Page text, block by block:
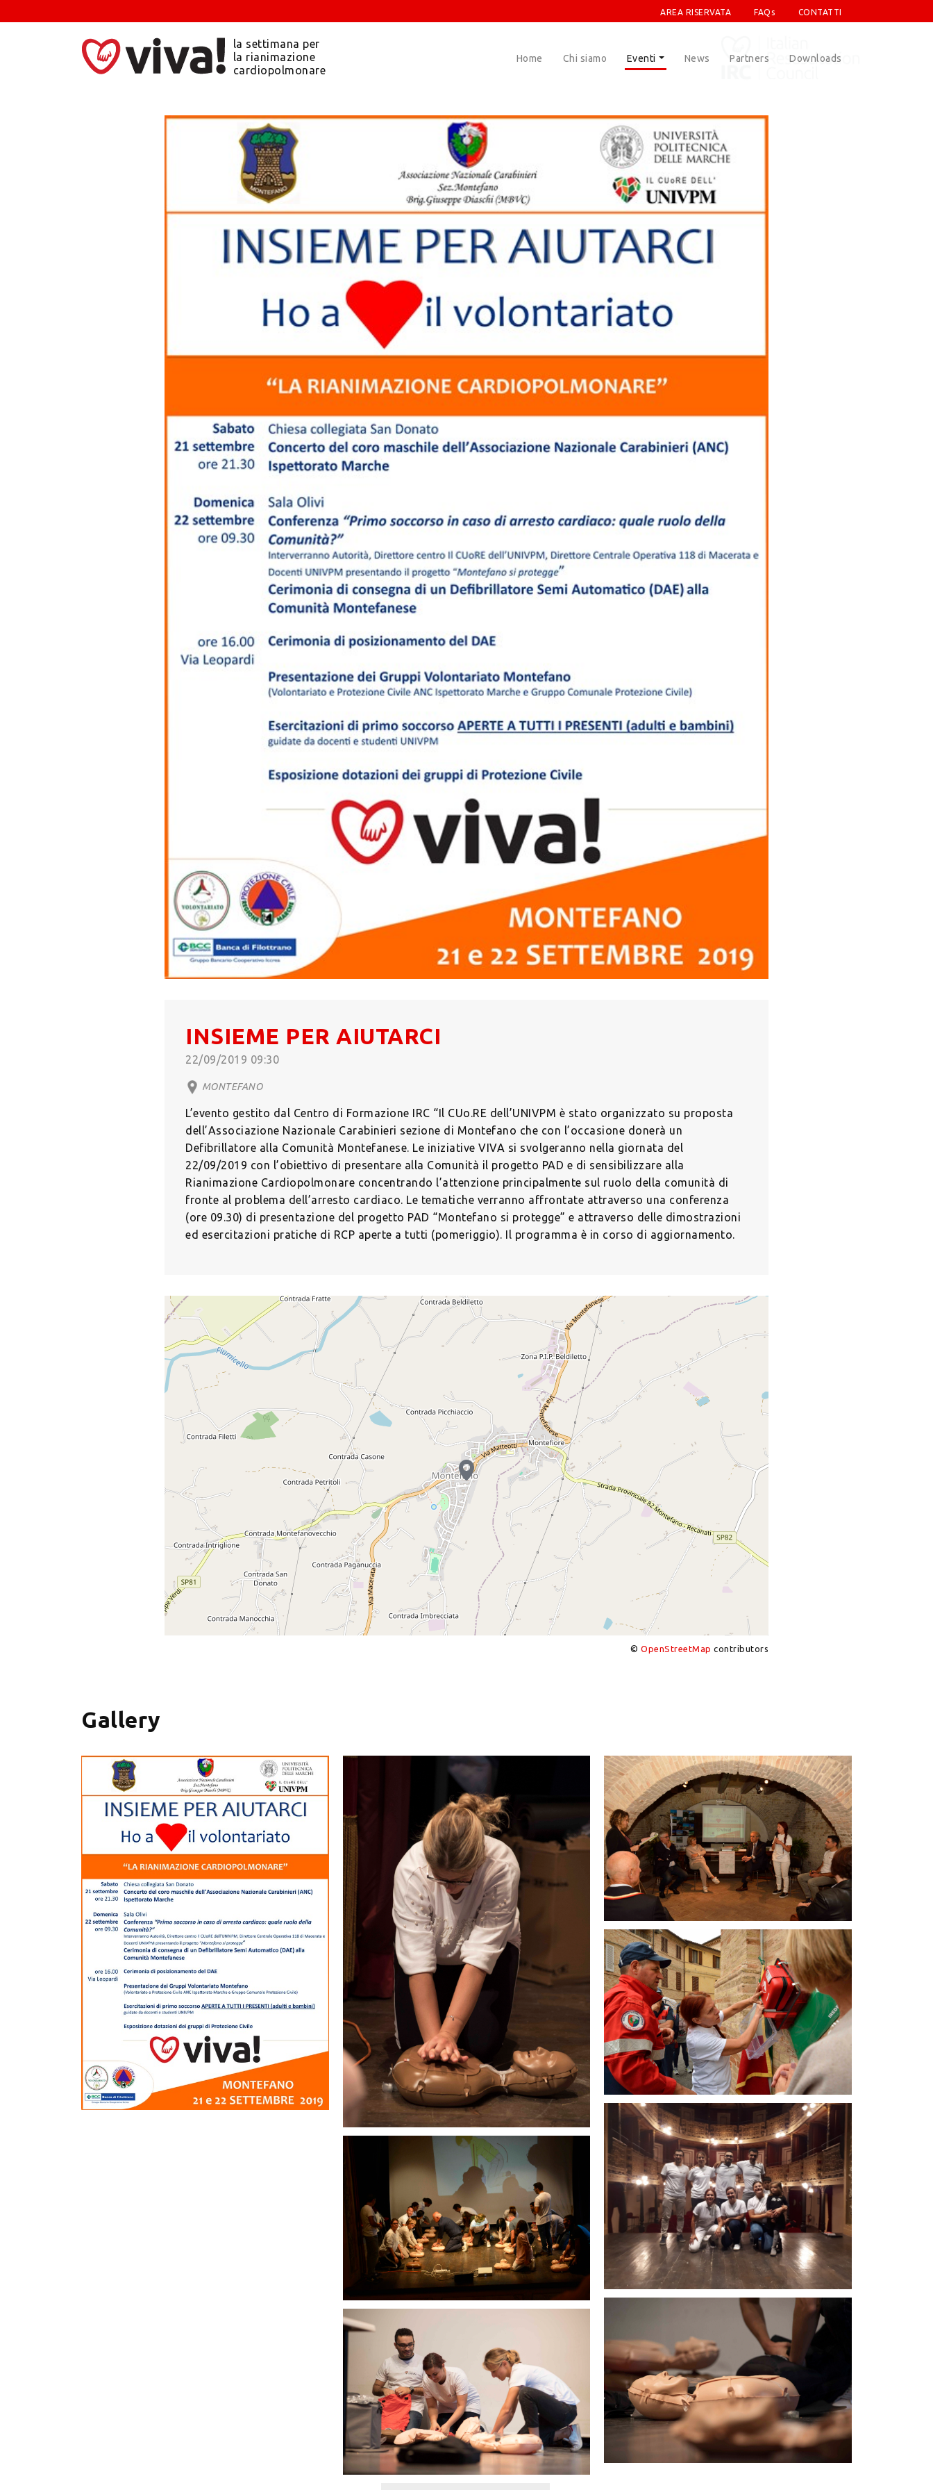
AREA RISERVATA FAQs CONTATTI
la settimana per
la rianimazione
cardiopolmonare
Home Chi siamo Eventi News Partners Downloads
INSIEME PER AIUTARCI
22/09/2019 09:30
MONTEFANO
L’evento gestito dal Centro di Formazione IRC “Il CUo.RE dell’UNIVPM è stato organizzato su proposta
dell’Associazione Nazionale Carabinieri sezione di Montefano che con l’occasione donerà un
Defibrillatore alla Comunità Montefanese. Le iniziative VIVA si svolgeranno nella giornata del
22/09/2019 con l’obiettivo di presentare alla Comunità il progetto PAD e di sensibilizzare alla
Rianimazione Cardiopolmonare concentrando l’attenzione principalmente sul ruolo della comunità di
fronte al problema dell’arresto cardiaco. Le tematiche verranno affrontate attraverso una conferenza
(ore 09.30) di presentazione del progetto PAD “Montefano si protegge” e attraverso delle dimostrazioni
ed esercitazioni pratiche di RCP aperte a tutti (pomeriggio). Il programma è in corso di aggiornamento.
© OpenStreetMap contributors
Gallery